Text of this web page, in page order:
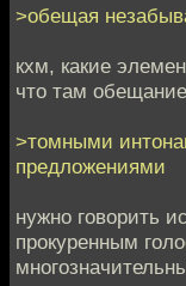
>обещая
кхм, какие
что там
>томными
предложениями
нужно говорить
прокуренным